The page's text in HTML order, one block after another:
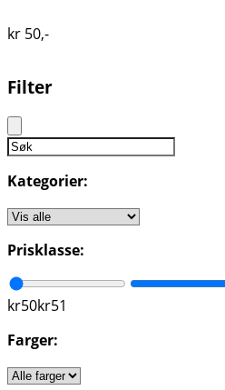
kr 50,-
Filter
Kategorier:
Prisklasse:
kr50kr51
Farger: